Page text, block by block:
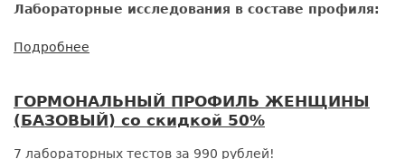
Лабораторные исследования в составе профиля:
Подробнее
ЖЕЛЕЗА
(БАЗОВЫЙ)
ГОРМОНАЛЬНЫЙ ПРОФИЛЬ ЖЕНЩИНЫ
(БАЗОВЫЙ) со скидкой 50%
7 лабораторных тестов за 990 рублей!